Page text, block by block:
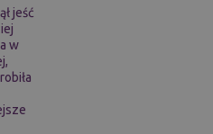
jeść
w